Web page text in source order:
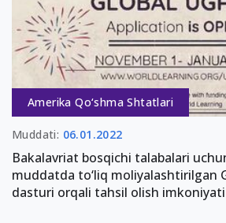
Amerika Qo‘shma Shtatlari
Muddati: 06.01.2022
Bakalavriat bosqichi talabalari
muddatda to‘liq moliyalashtirilgan
dasturi orqali tahsil olish imkoniyati